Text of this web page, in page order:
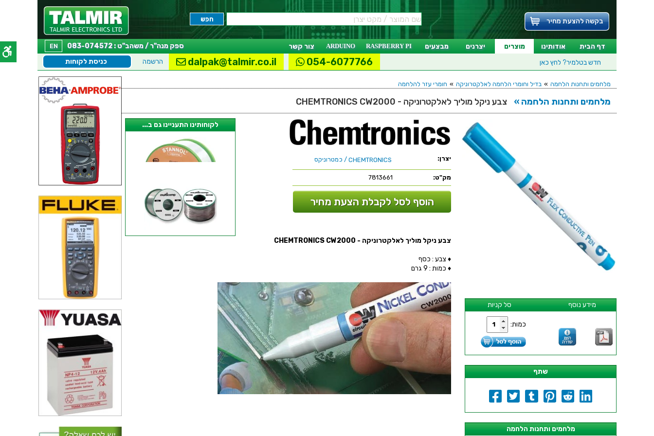
בקשה להצעת מחיר
דף הבית אודותינו מוצרים יצרנים מבצעים RASPBERRY PI
ARDUINO צור קשר EN
ספק מנה"ר / משהב"ט : 083-074572
חדש בטלמיר? לחץ כאן כניסת לקוחות הרשמה dalpak@talmir.co.il 054-6077766
מלחמים ותחנות הלחמה » בדיל וחומרי הלחמה לאלקטרוניקה » חומרי עזר להלחמה
מלחמים ותחנות הלחמה » צבע ניקל מוליך לאלקטרוניקה - CHEMTRONICS CW2000
סל קניות מידע נוסף
כמות:
שתף
מלחמים ותחנות הלחמה
יצרן: CHEMTRONICS / כמטרוניקס
מק"ט: 7813661
הוסף לסל לקבלת הצעת מחיר
לקוחותינו התעניינו גם ב...
בדיל להלחמה - LEAD FREE -
צבע ניקל מוליך לאלקטרוניקה - CHEMTRONICS CW2000
♦ צבע : כסף
♦ כמות : 9 גרם